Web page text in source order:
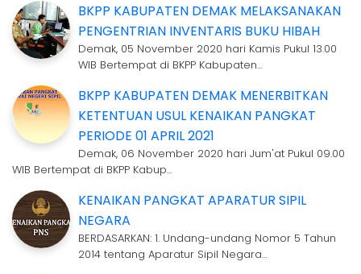
BKPP KABUPATEN DEMAK MELAKSANAKAN
PENGENTRIAN INVENTARIS BUKU HIBAH
Demak, 05 November 2020 hari Kamis Pukul 13.00
WIB Bertempat di BKPP Kabupaten…
BKPP KABUPATEN DEMAK MENERBITKAN
KETENTUAN USUL KENAIKAN PANGKAT
PERIODE 01 APRIL 2021
Demak, 06 November 2020 hari Jum'at Pukul 09.00
WIB Bertempat di BKPP Kabup…
KENAIKAN PANGKAT APARATUR SIPIL
NEGARA
BERDASARKAN: 1. Undang-undang Nomor 5 Tahun
2014 tentang Aparatur Sipil Negara…